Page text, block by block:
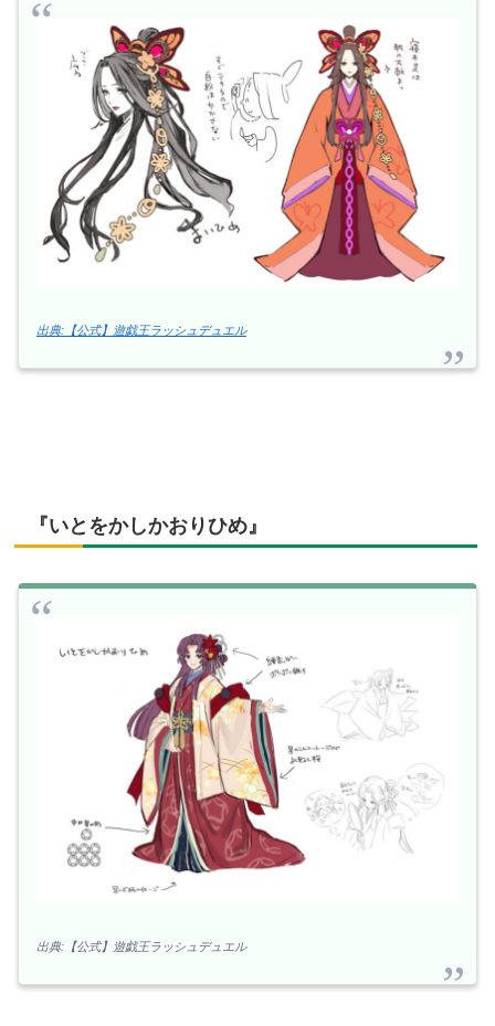
出典:【公式】遊戯王ラッシュデュエル
『いとをかしかおりひめ』
出典:【公式】遊戯王ラッシュデュエル